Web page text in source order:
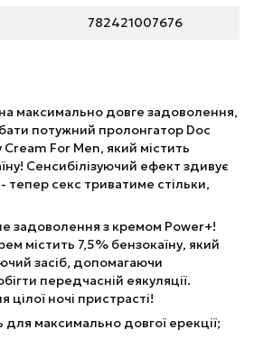
782421007676
максимально довге задоволення,
потужний пролонгатор Doc
For Men, який містить
Сенсибілізуючий ефект здивує
тепер секс триватиме стільки,
задоволення з кремом Power+!
містить 7,5% бензокаїну, який
засіб, допомагаючи
передчасній еякуляції.
цілої ночі пристрасті!
для максимально довгої ерекції;